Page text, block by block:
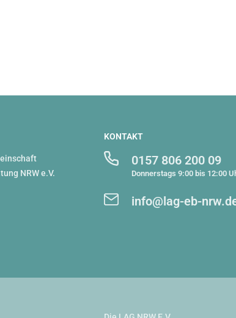
NRW e.V.
KONTAKT
0157 806 200 09
Donnerstags 9:00 bis 12:00
info@lag-eb-